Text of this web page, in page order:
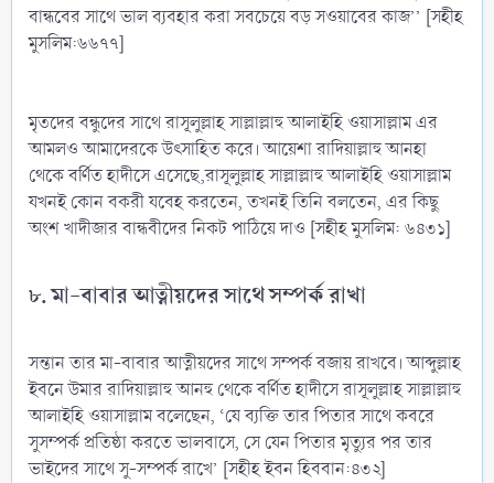
বান্ধবের সাথে ভাল ব্যবহার করা সবচেয়ে বড় সওয়াবের কাজ’’ [সহীহ
মুসলিম:৬৬৭৭]
মৃতদের বন্ধুদের সাথে রাসূলুল্লাহ সাল্লাল্লাহু আলাইহি ওয়াসাল্লাম এর
আমলও আমাদেরকে উৎসাহিত করে। আয়েশা রাদিয়াল্লাহু আনহা
থেকে বর্ণিত হাদীসে এসেছে,রাসূলুল্লাহ সাল্লাল্লাহু আলাইহি ওয়াসাল্লাম
যখনই কোন বকরী যবেহ করতেন, তখনই তিনি বলতেন, এর কিছু
অংশ খাদীজার বান্ধবীদের নিকট পাঠিয়ে দাও [সহীহ মুসলিম: ৬৪৩১]
৮. মা-বাবার আত্নীয়দের সাথে সম্পর্ক রাখা
সন্তান তার মা-বাবার আত্নীয়দের সাথে সম্পর্ক বজায় রাখবে। আব্দুল্লাহ
ইবনে উমার রাদিয়াল্লাহু আনহু থেকে বর্ণিত হাদীসে রাসূলুল্লাহ সাল্লাল্লাহু
আলাইহি ওয়াসাল্লাম বলেছেন, ‘যে ব্যক্তি তার পিতার সাথে কবরে
সুসম্পর্ক প্রতিষ্ঠা করতে ভালবাসে, সে যেন পিতার মৃত্যুর পর তার
ভাইদের সাথে সু-সম্পর্ক রাখে’ [সহীহ ইবন হিববান:৪৩২]